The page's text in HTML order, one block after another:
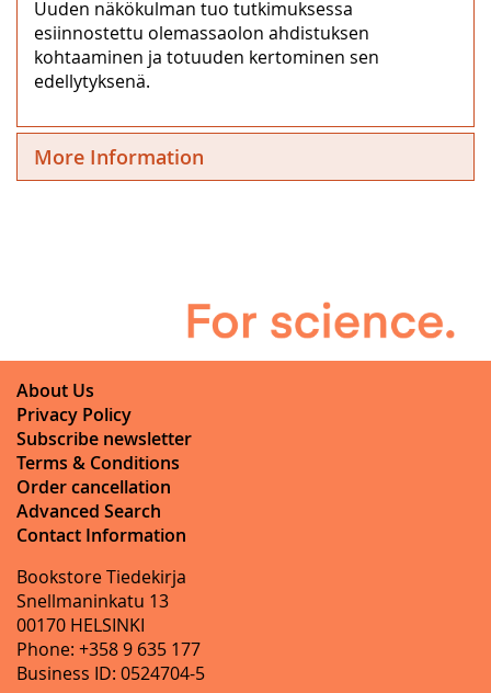
Uuden näkökulman tuo tutkimuksessa
esiinnostettu olemassaolon ahdistuksen
kohtaaminen ja totuuden kertominen sen
edellytyksenä.
More Information
About Us
Privacy Policy
Subscribe newsletter
Terms & Conditions
Order cancellation
Advanced Search
Contact Information
Bookstore Tiedekirja
Snellmaninkatu 13
00170 HELSINKI
Phone: +358 9 635 177
Business ID: 0524704-5